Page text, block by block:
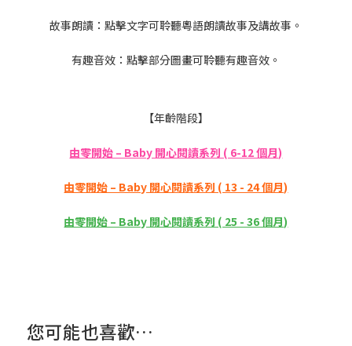
故事朗讀：點擊文字可聆聽粵語朗讀故事及講故事。
有趣音效：點擊部分圖畫可聆聽有趣音效。
【年齡階段】
由零開始 – Baby 開心閱讀系列 ( 6-12 個月)
由零開始 – Baby 開心閱讀系列 ( 13 - 24 個月)
由零開始 – Baby 開心閱讀系列 ( 25 - 36 個月)
您可能也喜歡…